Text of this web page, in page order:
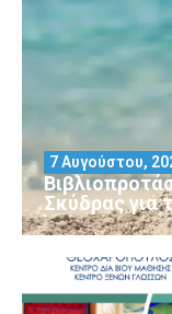
Σκύδρας για
7 Αυγούστου,